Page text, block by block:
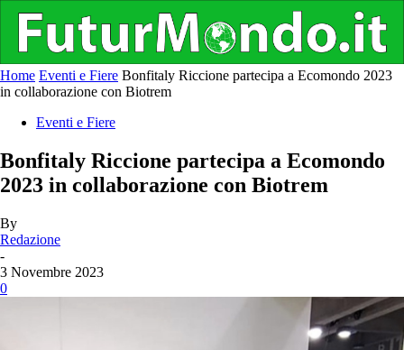
Home Eventi e Fiere Bonfitaly Riccione partecipa a Ecomondo 2023
in collaborazione con Biotrem
Eventi e Fiere
Bonfitaly Riccione partecipa a Ecomondo
2023 in collaborazione con Biotrem
By
Redazione
-
3 Novembre 2023
0